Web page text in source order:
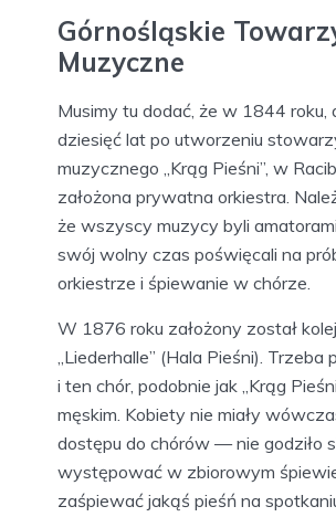
Górnośląskie
Muzyczne
Musimy tu dodać, że w 1844 roku,
dziesięć lat po utworzeniu
muzycznego „Krąg Pieśni”, w
założona prywatna orkiestra.
że wszyscy muzycy byli
swój wolny czas poświęcali na
orkiestrze i śpiewanie w chórze.
W 1876 roku założony został
„Liederhalle” (Hala Pieśni). Trzeba
i ten chór, podobnie jak „Krąg
męskim. Kobiety nie miały
dostępu do chórów — nie godziło
występować w zbiorowym
zaśpiewać jakąś pieśń na